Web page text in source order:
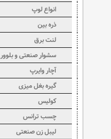
انواع لوپ
ذره بین
لنت برق
سشوار صنعتی و بلوور
آچار وایرپ
گیره بغل میزی
کولیس
چسب ترانس
لیبل زن صنعتی